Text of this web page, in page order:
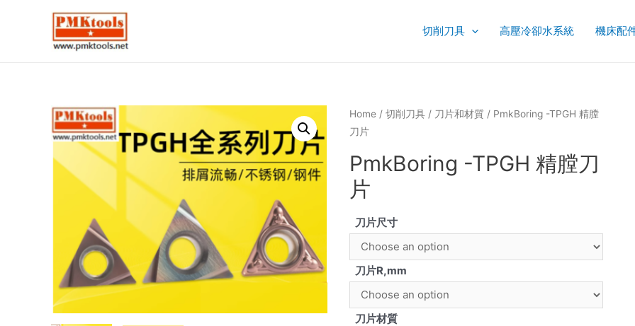
切削刀具 高壓冷卻水系統 機床配
Home/ 切削刀具/ 刀片和材質/ PmkBoring -TPGH 精膛
刀片
PmkBoring -TPGH 精膛刀
片
刀片尺寸
刀片R,mm
刀片材質